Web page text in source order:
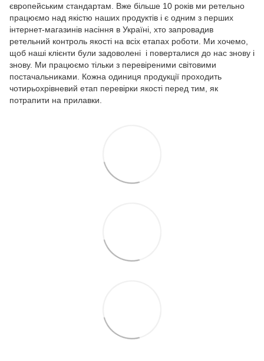
європейським стандартам. Вже більше 10 років ми ретельно
працюємо над якістю наших продуктів і є одним з перших
інтернет-магазинів насіння в Україні, хто запровадив
ретельний контроль якості на всіх етапах роботи. Ми хочемо,
щоб наші клієнти були задоволені і поверталися до нас знову і
знову. Ми працюємо тільки з перевіреними світовими
постачальниками. Кожна одиниця продукції проходить
чотирьохрівневий етап перевірки якості перед тим, як
потрапити на прилавки.